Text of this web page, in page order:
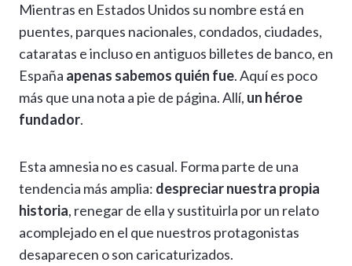
Mientras en Estados Unidos su nombre está en
puentes, parques nacionales, condados, ciudades,
cataratas e incluso en antiguos billetes de banco, en
España apenas sabemos quién fue. Aquí es poco
más que una nota a pie de página. Allí, un héroe
fundador.
Esta amnesia no es casual. Forma parte de una
tendencia más amplia: despreciar nuestra propia
historia, renegar de ella y sustituirla por un relato
acomplejado en el que nuestros protagonistas
desaparecen o son caricaturizados.